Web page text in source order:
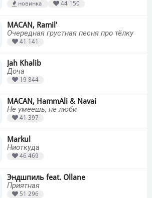
новинка 44 150
MACAN, Ramil'
Очередная грустная песня про тёлку
41 141
Jah Khalib
Доча
19 844
MACAN, HammAli & Navai
Не умеешь, не люби
41 397
Markul
Ниоткуда
46 469
Эндшпиль feat. Ollane
Приятная
51 296